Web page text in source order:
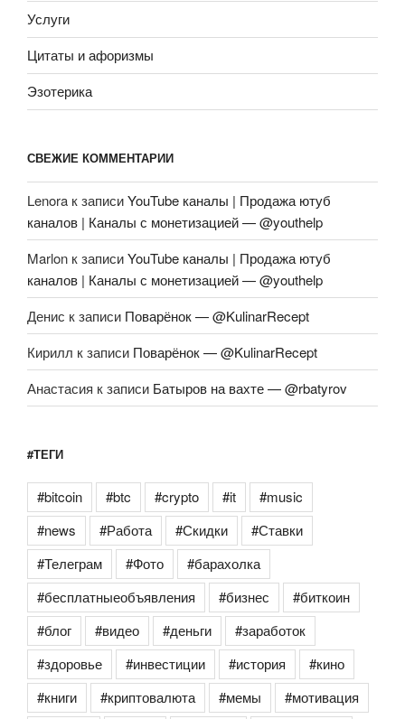
Услуги
Цитаты и афоризмы
Эзотерика
СВЕЖИЕ КОММЕНТАРИИ
Lenora к записиYouTube каналы | Продажа ютуб
каналов | Каналы с монетизацией — @youthelp
Marlon к записиYouTube каналы | Продажа ютуб
каналов | Каналы с монетизацией — @youthelp
Денис к записи Поварёнок — @KulinarRecept
Кирилл к записи Поварёнок — @KulinarRecept
Анастасия к записи Батыров на вахте — @rbatyrov
#ТЕГИ
#bitcoin #btc #crypto #it
#music
#news
#Работа #Скидки
#Ставки
#Телеграм
#Фото
#барахолка
#бесплатныеобъявления
#бизнес
#биткоин
#блог
#видео #деньги
#заработок
#здоровье
#инвестиции #история
#кино
#книги
#криптовалюта #мемы
#мотивация